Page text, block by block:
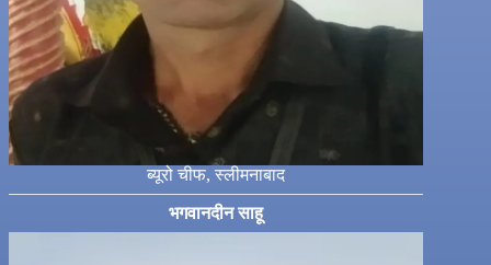
ब्यूरो चीफ, स्लीमनाबाद
भगवानदीन साहू